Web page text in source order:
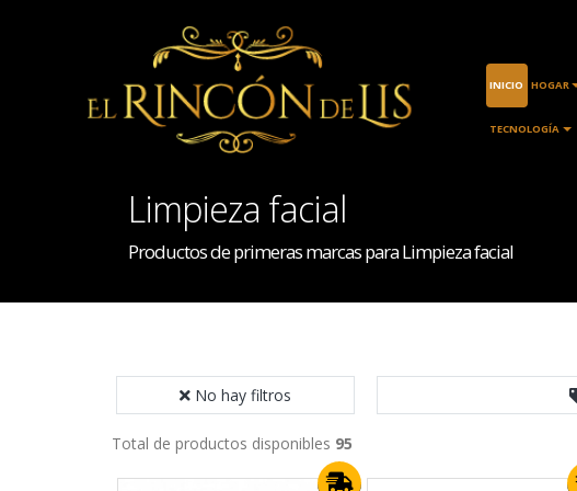
INICIO HOGAR
TECNOLOGÍA
Limpieza facial
Productos de primeras marcas para Limpieza facial
No hay filtros
Total de productos disponibles 95